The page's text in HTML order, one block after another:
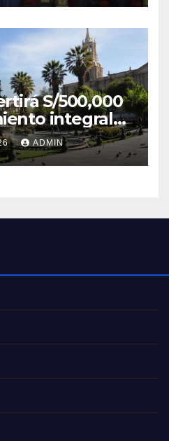
S/500,000
integral
Armas
ADMIN